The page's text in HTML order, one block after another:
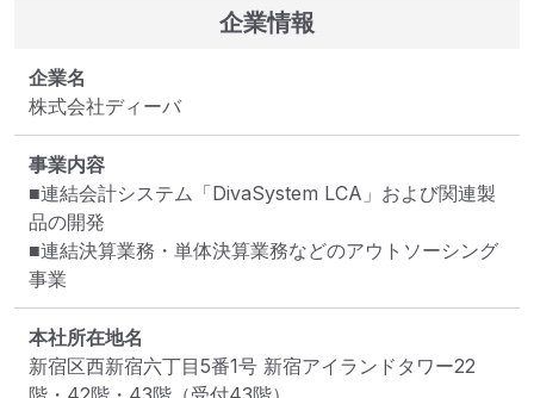
企業情報
企業名
株式会社ディーバ
事業内容
■連結会計システム「DivaSystem LCA」および関連製
品の開発
■連結決算業務・単体決算業務などのアウトソーシング
事業
本社所在地名
新宿区西新宿六丁目5番1号 新宿アイランドタワー22